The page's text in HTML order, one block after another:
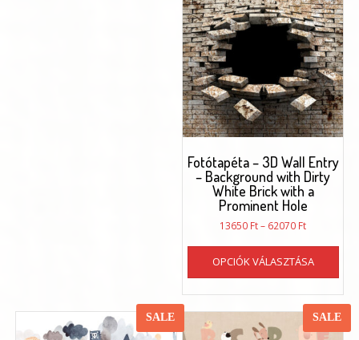
van.
változatok
termékoldalon
választhatók
A
a
ki
Fotótapéta – 3D Wall Entry
– Background with Dirty
White Brick with a
Prominent Hole
13650 Ft– 62070 Ft
62070 Ft
OPCIÓK VÁLASZTÁSA
van.
SALE
SALE